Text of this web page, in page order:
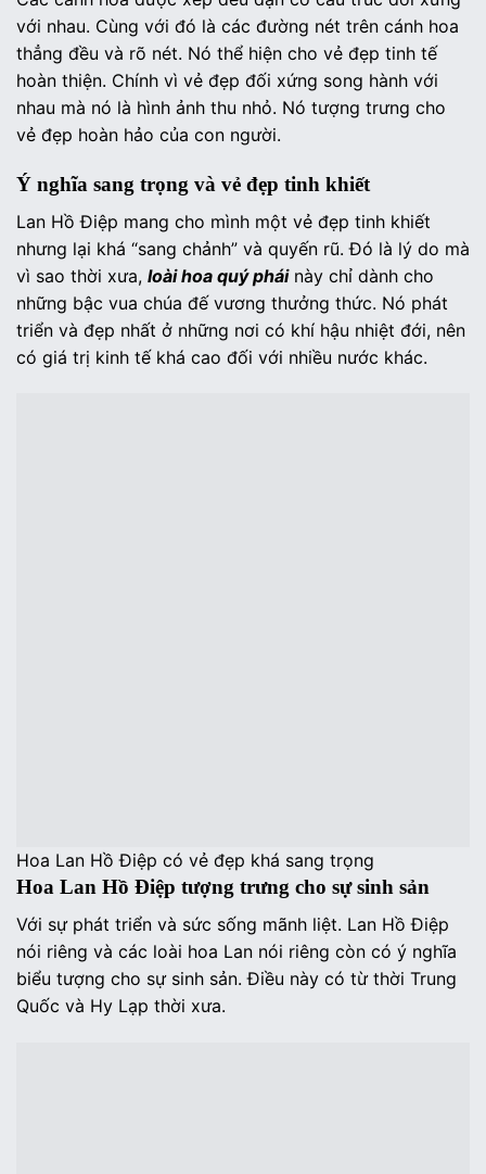
với nhau. Cùng với đó là các đường nét trên cánh hoa
thẳng đều và rõ nét. Nó thể hiện cho vẻ đẹp tinh tế
hoàn thiện. Chính vì vẻ đẹp đối xứng song hành với
nhau mà nó là hình ảnh thu nhỏ. Nó tượng trưng cho
vẻ đẹp hoàn hảo của con người.
Ý nghĩa sang trọng và vẻ đẹp tinh khiết
Lan Hồ Điệp mang cho mình một vẻ đẹp tinh khiết
nhưng lại khá “sang chảnh” và quyến rũ. Đó là lý do mà
vì sao thời xưa, loài hoa quý pháinày chỉ dành cho
những bậc vua chúa đế vương thưởng thức. Nó phát
triển và đẹp nhất ở những nơi có khí hậu nhiệt đới, nên
có giá trị kinh tế khá cao đối với nhiều nước khác.
Hoa Lan Hồ Điệp có vẻ đẹp khá sang trọng
Hoa Lan Hồ Điệp tượng trưng cho sự sinh sản
Với sự phát triển và sức sống mãnh liệt. Lan Hồ Điệp
nói riêng và các loài hoa Lan nói riêng còn có ý nghĩa
biểu tượng cho sự sinh sản. Điều này có từ thời Trung
Quốc và Hy Lạp thời xưa.